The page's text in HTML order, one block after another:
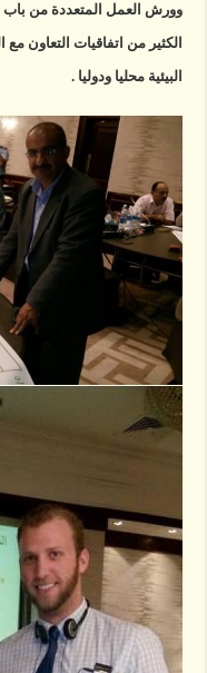
وورش العمل المتعددة من باب
الكثير من اتفاقيات التعاون
البيئية محليا ودوليا .